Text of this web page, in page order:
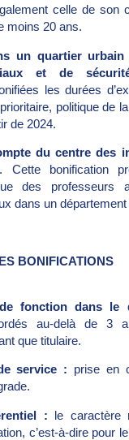
celle de son
moins 20 ans.
un quartier
et de
les durées
politique de
de 2024.
du centre des
Cette bonification
des professeurs
dans un département
BONIFICATIONS
de fonction dans le
au-delà de 3
que titulaire.
service : prise en
: le caractère
c’est-à-dire pour